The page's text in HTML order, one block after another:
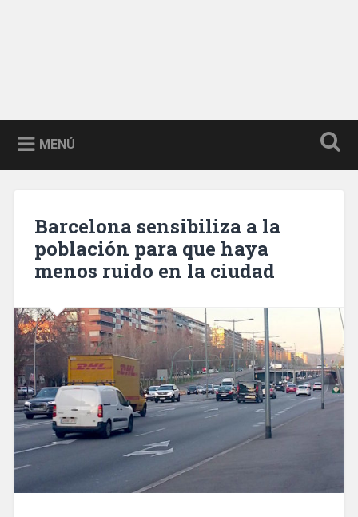
MENÚ
Barcelona sensibiliza a la
población para que haya
menos ruido en la ciudad